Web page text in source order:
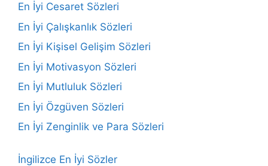
En İyi Cesaret Sözleri
En İyi Çalışkanlık Sözleri
En İyi Kişisel Gelişim Sözleri
En İyi Motivasyon Sözleri
En İyi Mutluluk Sözleri
En İyi Özgüven Sözleri
En İyi Zenginlik ve Para Sözleri
İngilizce En İyi Sözler